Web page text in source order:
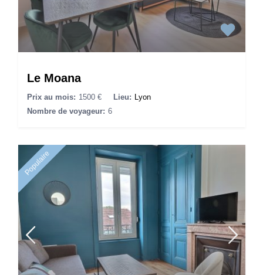
Le Moana
Prix au mois: 1500 € Lieu:
Lyon
Nombre de voyageur: 6
Populaire